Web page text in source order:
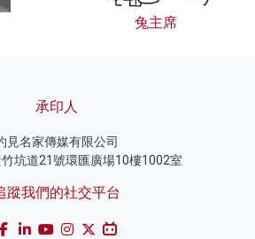
兔主席
承印人
見名家傳媒有限公司
坑道21號環匯廣場10樓1002室
蹤我們的社交平台